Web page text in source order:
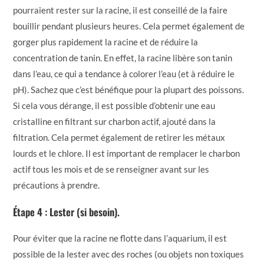
pourraient rester sur la racine, il est conseillé de la faire
bouillir pendant plusieurs heures. Cela permet également de
gorger plus rapidement la racine et de réduire la
concentration de tanin. En effet, la racine libère son tanin
dans l’eau, ce qui a tendance à colorer l’eau (et à réduire le
pH). Sachez que c’est bénéfique pour la plupart des poissons.
Si cela vous dérange, il est possible d’obtenir une eau
cristalline en filtrant sur charbon actif, ajouté dans la
filtration. Cela permet également de retirer les métaux
lourds et le chlore. Il est important de remplacer le charbon
actif tous les mois et de se renseigner avant sur les
précautions à prendre.
Étape 4 : Lester (si besoin).
Pour éviter que la racine ne flotte dans l’aquarium, il est
possible de la lester avec des roches (ou objets non toxiques